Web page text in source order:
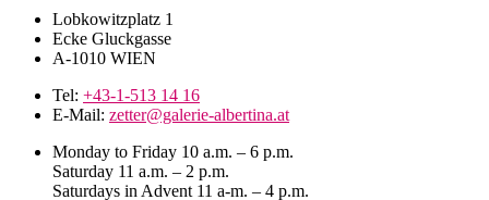
Lobkowitzplatz 1
Ecke Gluckgasse
A-1010 WIEN
Tel: +43-1-513 14 16
E-Mail: zetter@galerie-albertina.at
Monday to Friday 10 a.m. – 6 p.m.
Saturday 11 a.m. – 2 p.m.
Saturdays in Advent 11 a-m. – 4 p.m.